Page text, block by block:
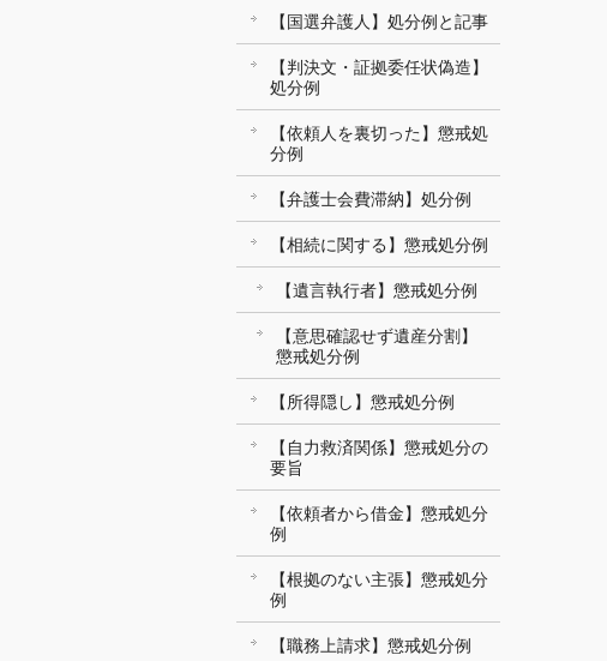
【国選弁護人】処分例と記事
【判決文・証拠委任状偽造】
処分例
【依頼人を裏切った】懲戒処
分例
【弁護士会費滞納】処分例
【相続に関する】懲戒処分例
【遺言執行者】懲戒処分例
【意思確認せず遺産分割】
懲戒処分例
【所得隠し】懲戒処分例
【自力救済関係】懲戒処分の
要旨
【依頼者から借金】懲戒処分
例
【根拠のない主張】懲戒処分
例
【職務上請求】懲戒処分例